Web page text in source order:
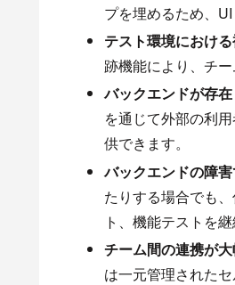
プを埋めるため、
テスト環境におけ
跡機能により、チ
バックエンドが存
を通じて外部の利
供できます。
バックエンドの障
たりする場合でも
ト、機能テストを継
チーム間の連携が
は一元管理された